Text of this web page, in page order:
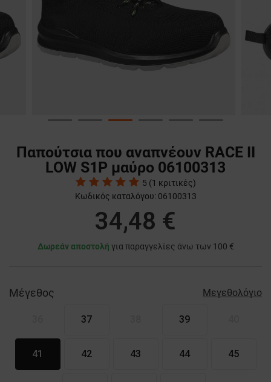
Παπούτσια που αναπνέουν RACE II
LOW S1P μαύρο 06100313
5 (1 κριτικές)
Κωδικός καταλόγου: 06100313
34,48 €
Δωρεάν αποστολή για παραγγελίες άνω των 100 €
Μέγεθος Μεγεθολόγιο
37 39
41 42 43 44 45